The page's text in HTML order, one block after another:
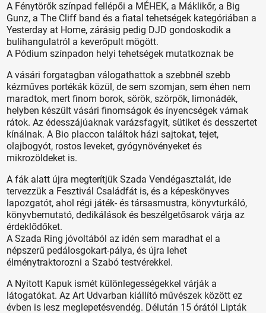
A Fénytörők színpad fellépői a MÉHEK, a Máklikőr, a Big
Gunz, a The Cliff band és a fiatal tehetségek kategóriában a
Yesterday at Home, zárásig pedig DJD gondoskodik a
bulihangulatról a keverőpult mögött.
A Pódium színpadon helyi tehetségek mutatkoznak be
A vásári forgatagban válogathattok a szebbnél szebb
kézműves portékák közül, de sem szomjan, sem éhen nem
maradtok, mert finom borok, sörök, szörpök, limonádék,
helyben készült vásári finomságok és ínyencségek várnak
rátok. Az édesszájúaknak varázsfagyit, sütiket és desszertet
kínálnak. A Bio placcon találtok házi sajtokat, tejet,
olajbogyót, rostos leveket, gyógynövényeket és
mikrozöldeket is.
A fák alatt újra megterítjük Szada Vendégasztalát, ide
tervezzük a Fesztivál Családfát is, és a képeskönyves
lapozgatót, ahol régi játék- és társasmustra, könyvturkáló,
könyvbemutató, dedikálások és beszélgetősarok várja az
érdeklődőket.
A Szada Ring jóvoltából az idén sem maradhat el a
népszerű pedálosgokart-pálya, és újra lehet
élménytraktorozni a Szabó testvérekkel.
A Nyitott Kapuk ismét különlegességekkel várják a
látogatókat. Az Art Udvarban kiállító művészek között ez
évben is lesz meglepetésvendég. Délután 15 órától Lipták